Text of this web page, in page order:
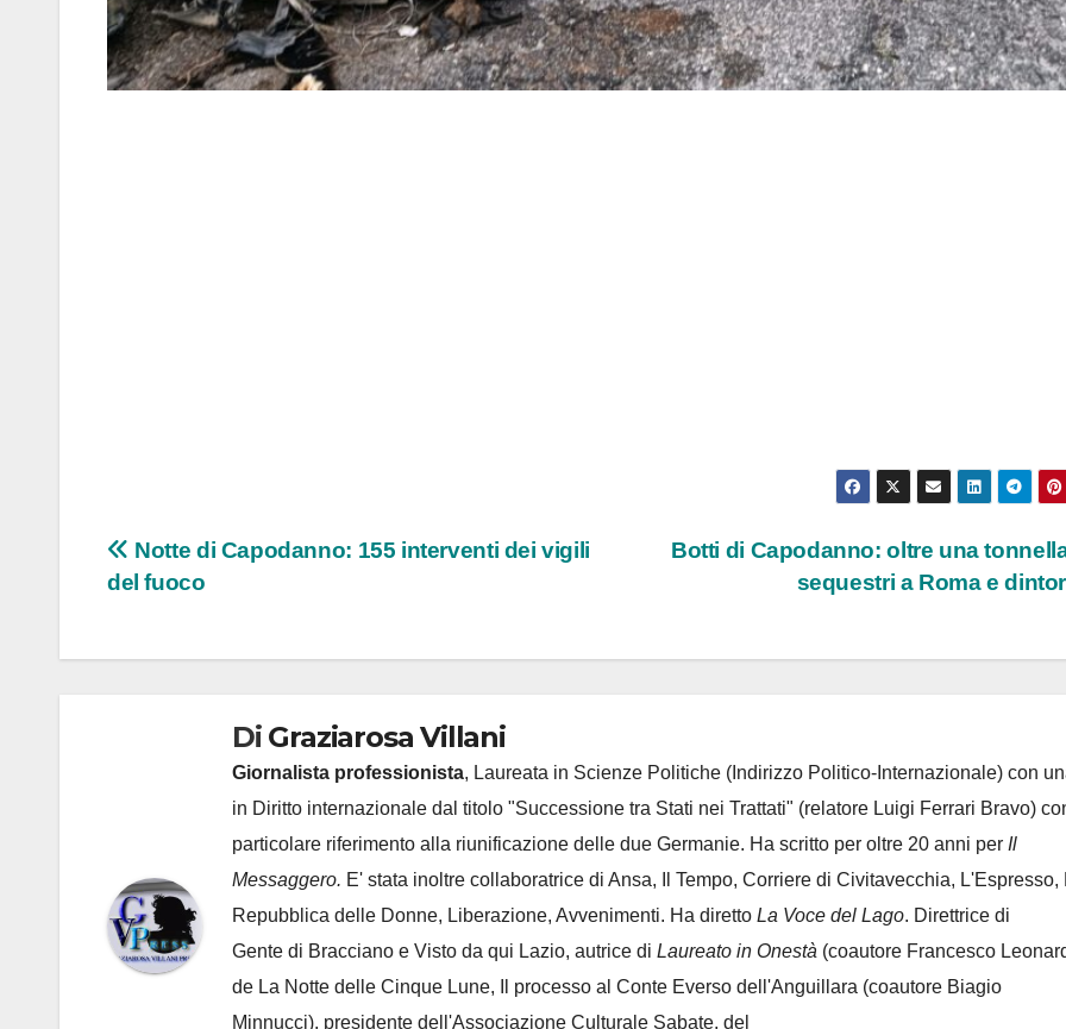
Navigazione
Botti di Capodanno: oltre una
sequestri a Roma e
Notte di Capodanno: 155 interventi dei vigili
del fuoco
Di Graziarosa Villani
Giornalista professionista, Laureata in Scienze Politiche (Indirizzo Politico-Internazionale) con
in Diritto internazionale dal titolo "Successione tra Stati nei Trattati" (relatore Luigi Ferrari Bravo)
particolare riferimento alla riunificazione delle due Germanie. Ha scritto per oltre 20 anni per Il
Messaggero. E' stata inoltre collaboratrice di Ansa, Il Tempo, Corriere di Civitavecchia, L'Espresso,
Repubblica delle Donne, Liberazione, Avvenimenti. Ha diretto La Voce del Lago. Direttrice di
Gente di Bracciano e Visto da qui Lazio, autrice di Laureato in Onestà (coautore Francesco
de La Notte delle Cinque Lune, Il processo al Conte Everso dell'Anguillara (coautore Biagio
Minnucci), presidente dell'Associazione Culturale Sabate, del